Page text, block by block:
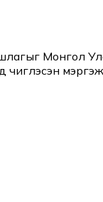
Монгол
чиглэсэн